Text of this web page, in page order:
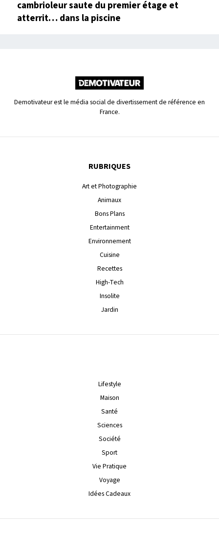
cambrioleur saute du premier étage et
atterrit… dans la piscine
Demotivateur est le média social de divertissement de référence en
France.
RUBRIQUES
Art et Photographie
Animaux
Bons Plans
Entertainment
Environnement
Cuisine
Recettes
High-Tech
Insolite
Jardin
Lifestyle
Maison
Santé
Sciences
Société
Sport
Vie Pratique
Voyage
Idées Cadeaux